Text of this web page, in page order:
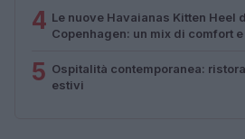
4 Le nuove Havaianas Kitten Heel
Copenhagen: un mix di comfort
5 Ospitalità contemporanea:
estivi